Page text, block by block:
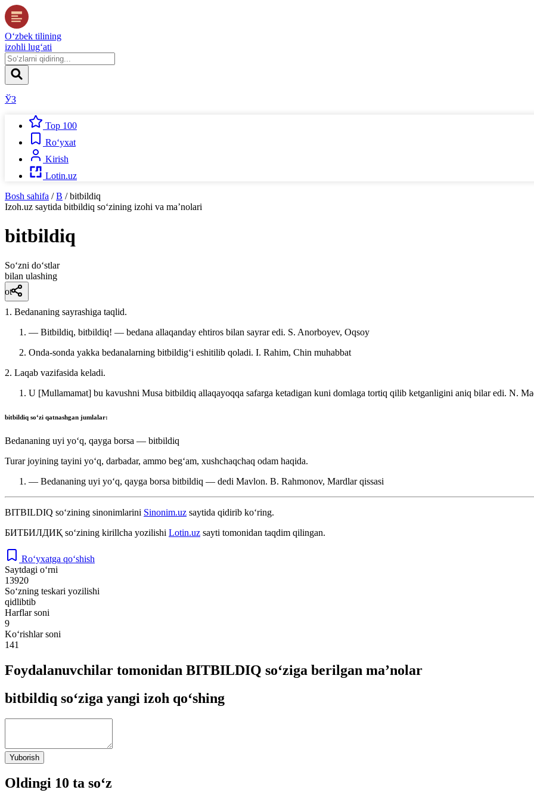
O‘zbek tilining
izohli lug‘ati
ЎЗ
Top 100
Ro‘yxat
Kirish
Lotin.uz
Bosh sahifa / B / bitbildiq
Izoh.uz saytida bitbildiq so‘zining izohi va ma’nolari
bitbildiq
So‘zni do‘stlar
bilan ulashing
ot
1. Bedananing sayrashiga taqlid.
— Bitbildiq, bitbildiq! — bedana allaqanday ehtiros bilan sayrar edi. S. Anorboyev, Oqsoy
Onda-sonda yakka bedanalarning bitbildigʻi eshitilib qoladi. I. Rahim, Chin muhabbat
2. Laqab vazifasida keladi.
U [Mullamamat] bu kavushni Musa bitbildiq allaqayoqqa safarga ketadigan kuni domlaga tortiq qilib ketganligini aniq bilar edi. N.
bitbildiq soʻzi qatnashgan jumlalar:
Bedananing uyi yoʻq, qayga borsa — bitbildiq
Turar joyining tayini yoʻq, darbadar, ammo begʻam, xushchaqchaq odam haqida.
— Bedananing uyi yoʻq, qayga borsa bitbildiq — dedi Mavlon. B. Rahmonov, Mardlar qissasi
BITBILDIQ so‘zining sinonimlarini Sinonim.uz saytida qidirib ko‘ring.
БИТБИЛДИҚ so‘zining kirillcha yozilishi Lotin.uz sayti tomonidan taqdim qilingan.
Ro‘yxatga qo‘shish
Saytdagi o‘rni
13920
So‘zning teskari yozilishi
qidlibtib
Harflar soni
9
Ko‘rishlar soni
141
Foydalanuvchilar tomonidan BITBILDIQ so‘ziga berilgan ma’nolar
bitbildiq so‘ziga yangi izoh qo‘shing
Yuborish
Oldingi 10 ta so‘z